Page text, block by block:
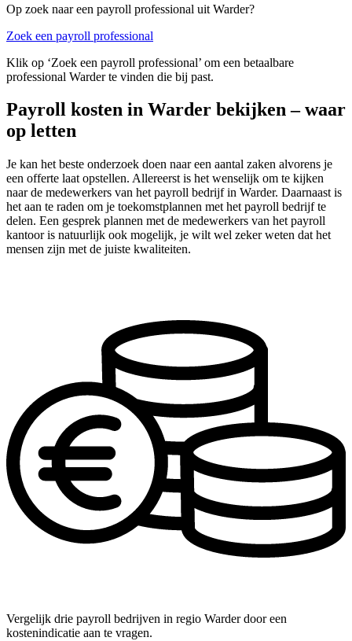
Op zoek naar een payroll professional uit Warder?
Zoek een payroll professional
Klik op ‘Zoek een payroll professional’ om een betaalbare
professional Warder te vinden die bij past.
Payroll kosten in Warder bekijken – waar
op letten
Je kan het beste onderzoek doen naar een aantal zaken alvorens je
een offerte laat opstellen. Allereerst is het wenselijk om te kijken
naar de medewerkers van het payroll bedrijf in Warder. Daarnaast is
het aan te raden om je toekomstplannen met het payroll bedrijf te
delen. Een gesprek plannen met de medewerkers van het payroll
kantoor is natuurlijk ook mogelijk, je wilt wel zeker weten dat het
mensen zijn met de juiste kwaliteiten.
Vergelijk drie payroll bedrijven in regio Warder door een
kostenindicatie aan te vragen.